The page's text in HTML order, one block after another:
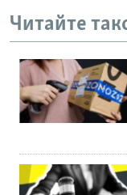
Читайте